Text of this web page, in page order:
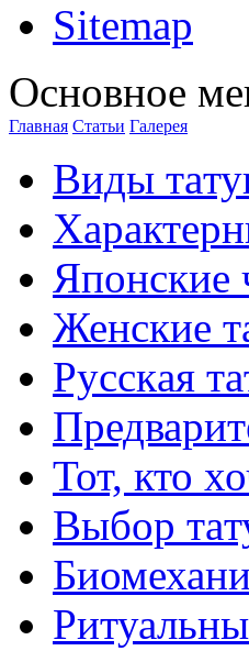
Sitemap
Оснoвнoе
Главная Стaтьи Галерея
Виды
Японские
Женские
Русскaя
Тот, кто
Выбор